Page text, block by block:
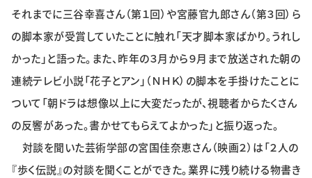
購読 日大文芸賞
学生記者募集 お問い合わせ
それまでに三谷幸喜さん（第１回）や宮藤官九郎さん（第３回）ら
の脚本家が受賞していたことに触れ「天才脚本家ばかり。うれし
かった」と語った。また、昨年の３月から９月まで放送された朝の
連続テレビ小説「花子とアン」（ＮＨＫ）の脚本を手掛けたことに
ついて「朝ドラは想像以上に大変だったが、視聴者からたくさん
の反響があった。書かせてもらえてよかった」と振り返った。
対談を聞いた芸術学部の宮国佳奈恵さん（映画２）は「２人の
『歩く伝説』の対談を聞くことができた。業界に残り続ける物書き